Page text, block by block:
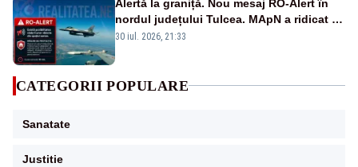
Alertă la graniță. Nou mesaj RO-Alert în
nordul județului Tulcea. MApN a ridicat de
la sol două avioane F-16
30 iul. 2026, 21:33
CATEGORII POPULARE
Sanatate
Justitie